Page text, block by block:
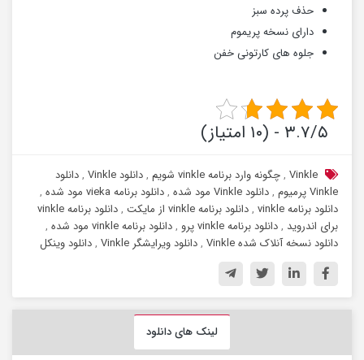
حذف پرده سبز
دارای نسخه پریموم
جلوه های کارتونی خفن
۳.۷/۵ - (۱۰ امتیاز)
Vinkle
,چگونه وارد برنامه vinkle شویم ,دانلود Vinkle ,دانلود
Vinkle پرمیوم
,دانلود Vinkle مود شده ,دانلود برنامه vieka مود شده
,
دانلود برنامه vinkle
,دانلود برنامه vinkle از مایکت ,
دانلود برنامه vinkle
برای اندروید ,دانلود برنامه vinkle پرو ,دانلود برنامه vinkle مود شده
,
دانلود نسخه آنلاک شده Vinkle
,دانلود ویرایشگر Vinkle ,دانلود وینکل
لینک های دانلود